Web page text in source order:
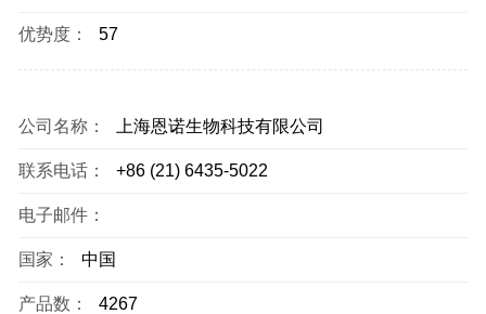
优势度： 57
公司名称： 上海恩诺生物科技有限公司
联系电话： +86 (21) 6435-5022
电子邮件：
国家： 中国
产品数： 4267